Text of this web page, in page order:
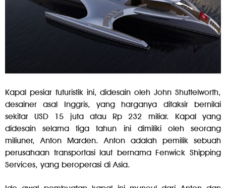
Kapal pesiar futuristik ini, didesain oleh John Shuttelworth,
desainer asal Inggris, yang harganya ditaksir bernilai
sekitar USD 15 juta atau Rp 232 miliar. Kapal yang
didesain selama tiga tahun ini dimiliki oleh seorang
miliuner, Anton Marden. Anton adalah pemilik sebuah
perusahaan transportasi laut bernama Fenwick Shipping
Services, yang beroperasi di Asia.